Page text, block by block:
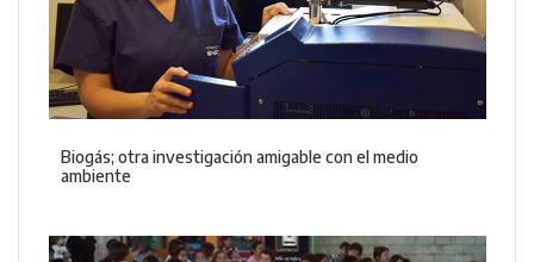
Biogás; otra investigación amigable con el medio
ambiente